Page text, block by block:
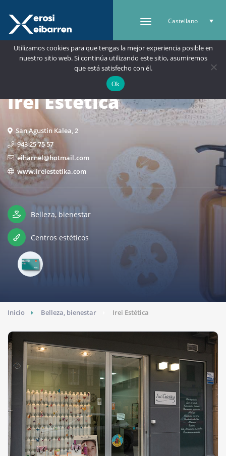
Castellano
Irei Estética
San Agustin Kalea, 2
943 25 75 57
eiharnel@hotmail.com
www.ireiestetika.com
Belleza, bienestar
Centros estéticos
Inicio Belleza, bienestar Irei Estética
Utilizamos cookies para que tengas la mejor experiencia posible en
nuestro sitio web. Si continúa utilizando este sitio, asumiremos
que está satisfecho con él.
Ok